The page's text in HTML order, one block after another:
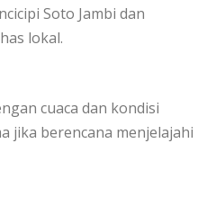
Soto Jambi dan
lokal.
cuaca dan kondisi
jika berencana menjelajahi